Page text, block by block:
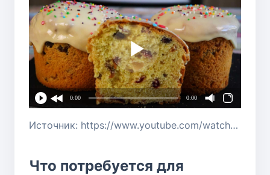
0:00 0:00
Источник: https://www.youtube.com/watch?v=2214-o50X6Q
Что потребуется для